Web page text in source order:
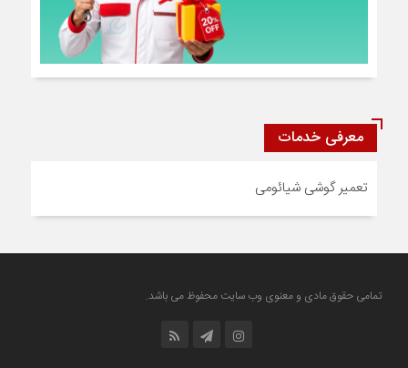
معرفی خدمات
تعمیر گوشی شیائومی
تمامی حقوق مادی و معنوی وب سایت محفوظ می باشد.